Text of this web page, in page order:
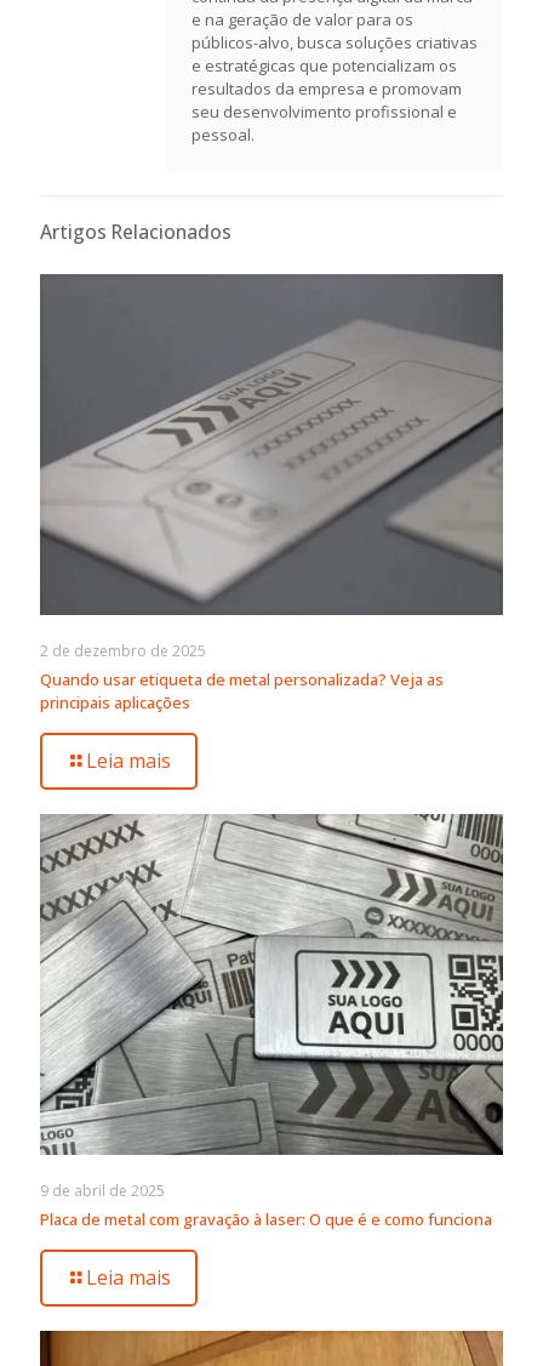
e na geração de valor para os
públicos-alvo, busca soluções criativas
e estratégicas que potencializam os
resultados da empresa e promovam
seu desenvolvimento profissional e
pessoal.
Artigos Relacionados
2 de dezembro de 2025
Quando usar etiqueta de metal personalizada? Veja as
principais aplicações
Leia mais
9 de abril de 2025
Placa de metal com gravação à laser: O que é e como funciona
Leia mais